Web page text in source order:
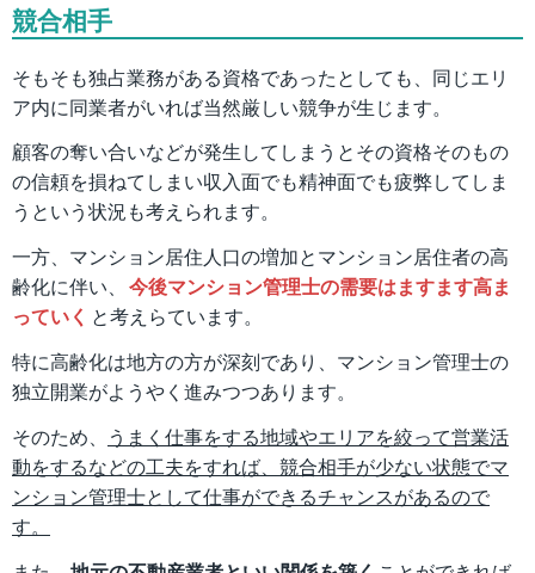
競合相手
そもそも独占業務がある資格であったとしても、同じエリ
ア内に同業者がいれば当然厳しい競争が生じます。
顧客の奪い合いなどが発生してしまうとその資格そのもの
の信頼を損ねてしまい収入面でも精神面でも疲弊してしま
うという状況も考えられます。
一方、マンション居住人口の増加とマンション居住者の高
齢化に伴い、 今後マンション管理士の需要はますます高ま
っていく と考えらています。
特に高齢化は地方の方が深刻であり、マンション管理士の
独立開業がようやく進みつつあります。
そのため、
うまく仕事をする地域やエリアを絞って営業活
動をするなどの工夫をすれば、競合相手が少ない状態でマ
ンション管理士として仕事ができるチャンスがあるので
す。